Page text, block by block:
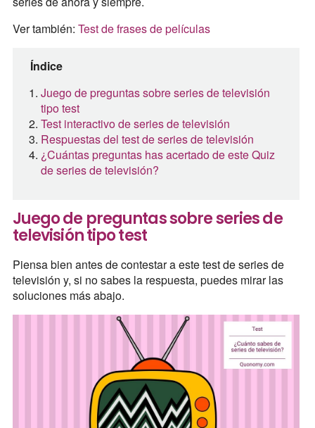
Ver también: Test de frases de películas
Índice
Juego de preguntas sobre series de televisión
tipo test
Test interactivo de series de televisión
Respuestas del test de series de televisión
¿Cuántas preguntas has acertado de este Quiz
de series de televisión?
Juego de preguntas sobre series de
televisión tipo test
Piensa bien antes de contestar a este test de series de
televisión y, si no sabes la respuesta, puedes mirar las
soluciones más abajo.